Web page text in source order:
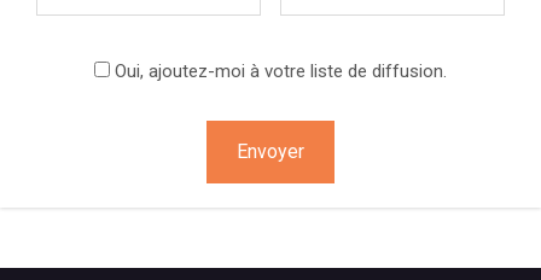
Oui, ajoutez-moi à votre liste de diffusion.